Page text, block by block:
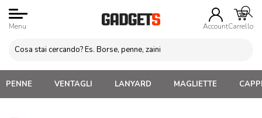
Menu AccountCarrello
PENNE VENTAGLI LANYARD MAGLIETTE